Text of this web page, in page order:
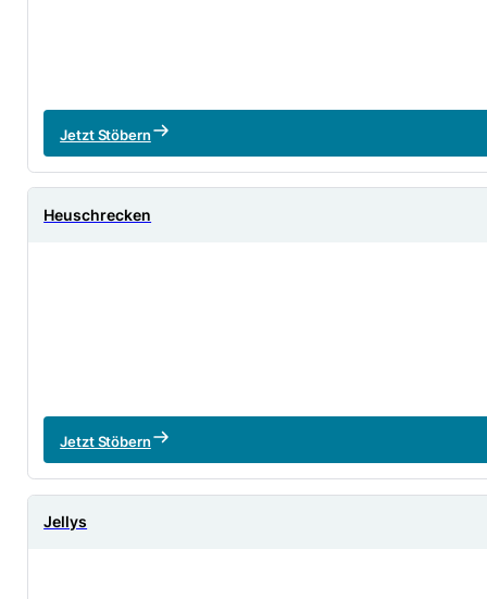
Jetzt Stöbern
Heuschrecken
Jetzt Stöbern
Jellys